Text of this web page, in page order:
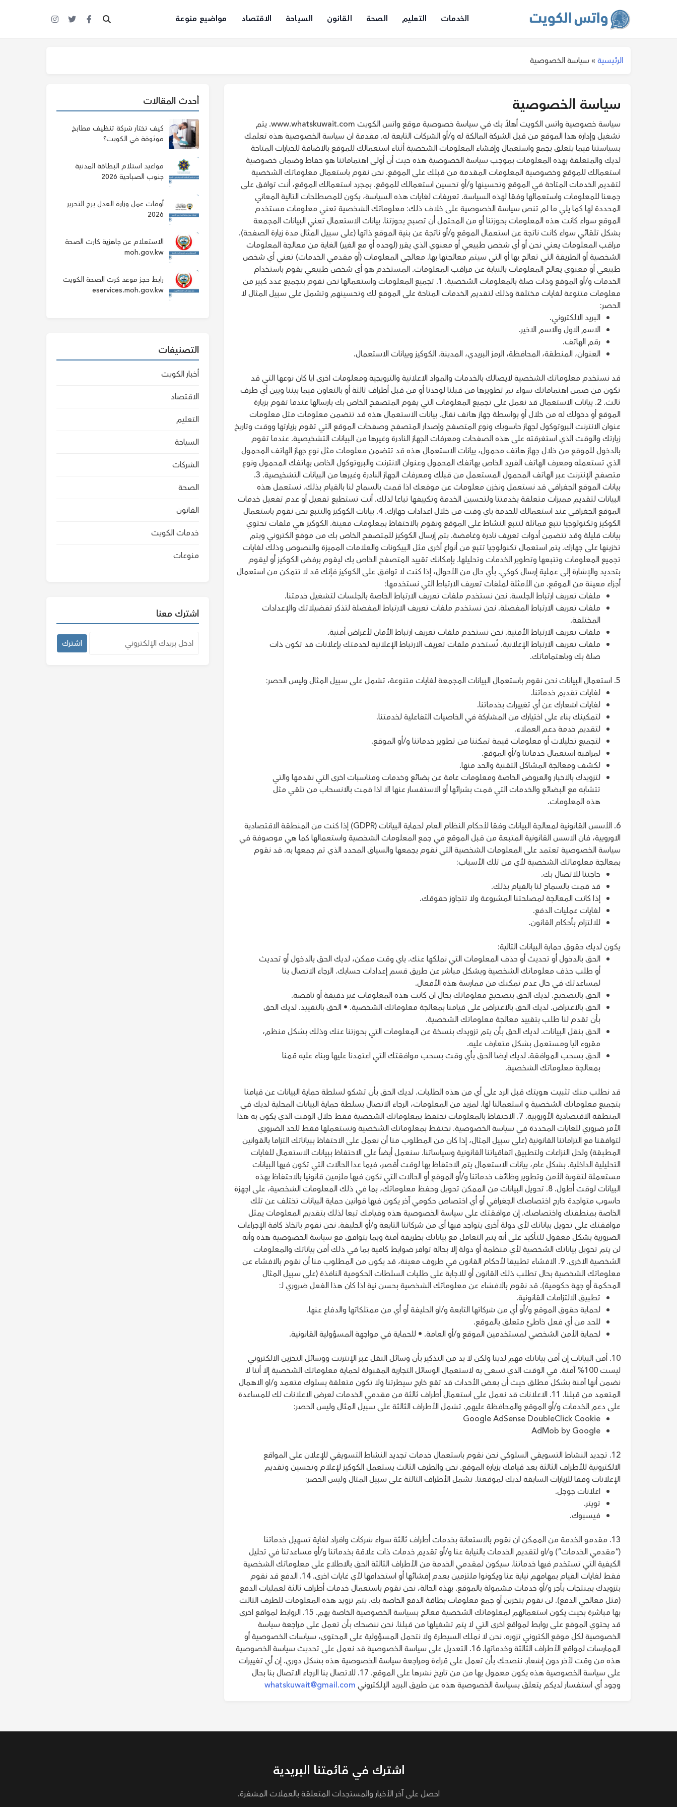
الخدمات التعليم الصحة القانون السياحة الاقتصاد مواضيع منوعة
الرئيسية » سياسة الخصوصية
سياسة الخصوصية
سياسة خصوصية واتس الكويت أهلاً بك في سياسة خصوصية موقع واتس الكويت www.whatskuwait.com. يتم
تشغيل وإدارة هذا الموقع من قبل الشركة المالكة له و/أو الشركات التابعة له. مقدمة ان سياسة الخصوصية هذه تعلمك
بسياستنا فيما يتعلق بجمع واستعمال وإفشاء المعلومات الشخصية أثناء استعمالك للموقع بالاضافة للخيارات المتاحة
لديك والمتعلقة بهذه المعلومات بموجب سياسة الخصوصية هذه حيث أن أولى اهتماماتنا هو حفاظ وضمان خصوصية
استعمالك للموقع وخصوصية المعلومات المقدمة من قبلك على الموقع. نحن نقوم باستعمال معلوماتك الشخصية
لتقديم الخدمات المتاحة في الموقع وتحسينها و/أو تحسين استعمالك للموقع. بمجرد استعمالك الموقع، أنت توافق على
جمعنا للمعلومات واستعمالها وفقا لهذه السياسة. تعريفات لغايات هذه السياسة، يكون للمصطلحات التالية المعاني
المحددة لها كما يلي ما لم تنص سياسة الخصوصية على خلاف ذلك: معلوماتك الشخصية تعني معلومات مستخدم
الموقع سواء كانت هذه المعلومات بحوزتنا أو من المحتمل أن تصبح بحوزتنا. بيانات الاستعمال تعني البيانات المجمعة
بشكل تلقائي سواء كانت ناتجة عن استعمال الموقع و/أو ناتجة عن بنية الموقع ذاتها (على سبيل المثال مدة زيارة الصفحة).
مراقب المعلومات يعني نحن أو أي شخص طبيعي أو معنوي الذي يقرر (لوحده أو مع الغير) الغاية من معالجة المعلومات
الشخصية أو الطريقة التي تعالج بها أو التي سيتم معالجتها بها. معالجي المعلومات (أو مقدمي الخدمات) تعني أي شخص
طبيعي أو معنوي يعالج المعلومات بالنيابة عن مراقب المعلومات. المستخدم هو أي شخص طبيعي يقوم باستخدام
الخدمات و/أو الموقع وذات صلة بالمعلومات الشخصية. 1. تجميع المعلومات واستعمالها نحن نقوم بتجميع عدد كبير من
معلومات متنوعة لغايات مختلفة وذلك لتقديم الخدمات المتاحة على الموقع لك وتحسينهم وتشمل على سبيل المثال لا
الحصر:
البريد الالكتروني.
الاسم الاول والاسم الاخير.
رقم الهاتف.
العنوان، المنطقة، المحافظة، الرمز البريدي، المدينة. الكوكيز وبيانات الاستعمال.
قد نستخدم معلوماتك الشخصية لايصالك بالخدمات والمواد الاعلانية والترويجية ومعلومات اخرى ايا كان نوعها التي قد
تكون من ضمن اهتماماتك سواء تم تطويرها من قبلنا لوحدنا أو من قبل أطراف ثالثة أو بالتعاون فيما بيننا وبين أي طرف
ثالث. 2. بيانات الاستعمال قد نعمل على تجميع المعلومات التي يقوم المتصفح الخاص بك بارسالها عندما تقوم بزيارة
الموقع أو دخولك له من خلال أو بواسطة جهاز هاتف نقال. بيانات الاستعمال هذه قد تتضمن معلومات مثل معلومات
عنوان الانترنت البروتوكول لجهاز حاسوبك ونوع المتصفح وإصدار المتصفح وصفحات الموقع التي تقوم بزيارتها ووقت وتاريخ
زيارتك والوقت الذي استغرقته على هذه الصفحات ومعرفات الجهاز النادرة وغيرها من البيانات التشخيصية. عندما تقوم
بالدخول للموقع من خلال جهاز هاتف محمول، بيانات الاستعمال هذه قد تتضمن معلومات مثل نوع جهاز الهاتف المحمول
الذي تستعمله ومعرف الهاتف الفريد الخاص بهاتفك المحمول وعنوان الانترنت والبروتوكول الخاص بهاتفك المحمول ونوع
متصفح الإنترنت عبر الهاتف المحمول المستعمل من قبلك ومعرفات الجهاز النادرة وغيرها من البيانات التشخيصية. 3.
بيانات الموقع الجغرافي قد نستعمل ونخزن معلومات عن موقعك اذا قمت بالسماح لنا بالقيام بذلك. نستعمل هذه
البيانات لتقديم مميزات متعلقة بخدمتنا ولتحسين الخدمة وتكييفها تباعا لذلك. أنت تستطيع تفعيل أو عدم تفعيل خدمات
الموقع الجغرافي عند استعمالك للخدمة باي وقت من خلال اعدادات جهازك. 4. بيانات الكوكيز والتتبع نحن نقوم باستعمال
الكوكيز وتكنولوجيا تتبع مماثلة لتتبع النشاط على الموقع ونقوم بالاحتفاظ بمعلومات معينة. الكوكيز هي ملفات تحتوي
بيانات قليلة وقد تتضمن أدوات تعريف نادرة وغامضة. يتم إرسال الكوكيز للمتصفح الخاص بك من موقع الكتروني ويتم
تخزينها على جهازك. يتم استعمال تكنولوجيا تتبع من أنواع أخرى مثل البيكونات والعلامات المميزة والنصوص وذلك لغايات
تجميع المعلومات وتتبعها وتطوير الخدمات وتحليلها. بإمكانك تقييد المتصفح الخاص بك ليقوم برفض الكوكيز أو ليقوم
بتحديد والإشارة إلى عملية إرسال كوكي. بأي حال من الأحوال، إذا كنت لا توافق على الكوكيز فإنك قد لا تتمكن من استعمال
أجزاء معينة من الموقع. من الأمثلة لملفات تعريف الارتباط التي نستخدمها:
ملفات تعريف ارتباط الجلسة. نحن نستخدم ملفات تعريف الارتباط الخاصة بالجلسات لتشغيل خدمتنا.
ملفات تعريف الارتباط المفضلة. نحن نستخدم ملفات تعريف الارتباط المفضلة لتذكر تفضيلاتك والإعدادات
المختلفة.
ملفات تعريف الارتباط الأمنية. نحن نستخدم ملفات تعريف ارتباط الأمان لأغراض أمنية.
ملفات تعريف الارتباط الإعلانية. تُستخدم ملفات تعريف الارتباط الإعلانية لخدمتك بإعلانات قد تكون ذات
صلة بك وباهتماماتك.
5. استعمال البيانات نحن نقوم باستعمال البيانات المجمعة لغايات متنوعة، تشمل على سبيل المثال وليس الحصر:
لغايات تقديم خدماتنا.
لغايات اشعارك عن أي تغييرات بخدماتنا.
لتمكينك بناء على اختيارك من المشاركة في الخاصيات التفاعلية لخدمتنا.
لتقديم خدمة دعم العملاء.
لتجميع تحليلات أو معلومات قيمة تمكننا من تطوير خدماتنا و/أو الموقع.
لمراقبة استعمال خدماتنا و/أو الموقع.
لكشف ومعالجة المشاكل التقنية والحد منها.
لتزويدك بالاخبار والعروض الخاصة ومعلومات عامة عن بضائع وخدمات ومناسبات اخرى التي نقدمها والتي
تتشابه مع البضائع والخدمات التي قمت بشرائها أو الاستفسار عنها الا اذا قمت بالانسحاب من تلقي مثل
هذه المعلومات.
6. الأسس القانونية لمعالجة البيانات وفقا لأحكام النظام العام لحماية البيانات (GDPR) إذا كنت من المنطقة الاقتصادية
الاوروبية، فان الاسس القانونية المتبعة من قبل الموقع في جمع المعلومات الشخصية واستعمالها كما هي موصوفة في
سياسة الخصوصية تعتمد على المعلومات الشخصية التي نقوم بجمعها والسياق المحدد الذي تم جمعها به. قد نقوم
بمعالجة معلوماتك الشخصية لأي من تلك الأسباب:
حاجتنا للاتصال بك.
قد قمت بالسماح لنا بالقيام بذلك.
إذا كانت المعالجة لمصلحتنا المشروعة ولا تتجاوز حقوقك.
لغايات عمليات الدفع.
للالتزام بأحكام القانون.
يكون لديك حقوق حماية البيانات التالية:
الحق بالدخول أو تحديث أو حذف المعلومات التي نملكها عنك. باي وقت ممكن، لديك الحق بالدخول أو تحديث
أو طلب حذف معلوماتك الشخصية وبشكل مباشر عن طريق قسم إعدادات حسابك. الرجاء الاتصال بنا
لمساعدتك في حال عدم تمكنك من ممارسة هذه الأفعال.
الحق بالتصحيح. لديك الحق بتصحيح معلوماتك بحال ان كانت هذه المعلومات غير دقيقة أو ناقصة.
الحق بالاعتراض. لديك الحق بالاعتراض على قيامنا بمعالجة معلوماتك الشخصية. • الحق بالتقييد. لديك الحق
بأن تقدم لنا طلب بتقييد معالجة معلوماتك الشخصية.
الحق بنقل البيانات. لديك الحق بأن يتم تزويدك بنسخة عن المعلومات التي بحوزتنا عنك وذلك بشكل منظم،
مقروء اليا ومستعمل بشكل متعارف عليه.
الحق بسحب الموافقة. لديك ايضا الحق بأي وقت بسحب موافقتك التي اعتمدنا عليها وبناء عليه قمنا
بمعالجة معلوماتك الشخصية.
قد نطلب منك تثبيت هويتك قبل الرد على أي من هذه الطلبات. لديك الحق بأن تشكو لسلطة حماية البيانات عن قيامنا
بتجميع معلوماتك الشخصية و استعمالنا لها. لمزيد من المعلومات، الرجاء الاتصال بسلطة حماية البيانات المحلية لديك في
المنطقة الاقتصادية الأوروبية. 7. الاحتفاظ بالمعلومات نحتفظ بمعلوماتك الشخصية فقط خلال الوقت الذي يكون به هذا
الأمر ضروري للغايات المحددة في سياسة الخصوصية. نحتفظ بمعلوماتك الشخصية ونستعملها فقط للحد الضروري
لتوافقنا مع التزاماتنا القانونية (على سبيل المثال، إذا كان من المطلوب منا أن نعمل على الاحتفاظ ببياناتك التزاما بالقوانين
المطبقة) ولحل النزاعات ولتطبيق اتفاقياتنا القانونية وسياساتنا. سنعمل أيضاً على الاحتفاظ ببيانات الاستعمال للغايات
التحليلية الداخلية. بشكل عام، بيانات الاستعمال يتم الاحتفاظ بها لوقت أقصر، فيما عدا الحالات التي تكون فيها البيانات
مستعملة لتقوية الأمن وتطوير وظائف خدماتنا و/أو الموقع أو الحالات التي نكون فيها ملزمين قانونيا بالاحتفاظ بهذه
البيانات لوقت أطول. 8. تحويل البيانات من الممكن تحويل وحفظ معلوماتك، بما في ذلك المعلومات الشخصية، على اجهزة
حاسوب متواجدة خارج اختصاصك الجغرافي أو أي اختصاص حكومي آخر يكون فيها قوانين حماية البيانات تختلف عن تلك
الخاصة بمنطقتك واختصاصك. إن موافقتك على سياسة الخصوصية هذه وقيامك تبعا لذلك بتقديم المعلومات يمثل
موافقتك على تحويل بياناتك لأي دولة أخرى يتواجد فيها أي من شركاتنا التابعة و/أو الحليفة. نحن نقوم باتخاذ كافة الإجراءات
الضرورية بشكل معقول للتأكيد على أنه يتم التعامل مع بياناتك بطريقة آمنة وبما يتوافق مع سياسة الخصوصية هذه وأنه
لن يتم تحويل بياناتك الشخصية لأي منظمة أو دولة إلا بحالة توافر ضوابط كافية بما في ذلك أمن بياناتك والمعلومات
الشخصية الاخرى. 9. الافشاء تطبيقا لأحكام القانون في ظروف معينة، قد يكون من المطلوب منا أن نقوم بالافشاء عن
معلوماتك الشخصية بحال تطلب ذلك القانون أو للاجابة على طلبات السلطات الحكومية النافذة (على سبيل المثال
المحكمة أو جهة حكومية). قد نقوم بالافشاء عن معلوماتك الشخصية بحسن نية اذا كان هذا الفعل ضروري لـ:
تطبيق الالتزامات القانونية.
لحماية حقوق الموقع و/أو أي من شركاتها التابعة و/او الحليفة أو أي من ممتلكاتها والدفاع عنها.
للحد من أي فعل خاطئ متعلق بالموقع.
لحماية الأمن الشخصي لمستخدمين الموقع و/أو العامة. • للحماية في مواجهة المسؤولية القانونية.
10. أمن البيانات إن أمن بياناتك مهم لدينا ولكن لا بد من التذكير بأن وسائل النقل عبر الإنترنت ووسائل التخزين الالكتروني
ليست 100% آمنة. في الوقت الذي نسعى به لاستعمال الوسائل التجارية المقبولة لحماية معلوماتك الشخصية إلا أننا لا
نضمن أنها آمنة بشكل مطلق حيث أن بعض الأحداث قد تقع خارج سيطرتنا ولا تكون متعلقة بسلوك متعمد و/او الاهمال
المتعمد من قبلنا. 11. الاعلانات قد نعمل على استعمال أطراف ثالثة من مقدمي الخدمات لعرض الاعلانات لك للمساعدة
على دعم الخدمات و/أو الموقع والمحافظة عليهم. تشمل الأطراف الثالثة على سبيل المثال وليس الحصر:
Google AdSense DoubleClick Cookie
AdMob by Google
12. تجديد النشاط التسويقي السلوكي نحن نقوم باستعمال خدمات تجديد النشاط التسويقي للإعلان على المواقع
الالكترونية للأطراف الثالثة بعد قيامك بزيارة الموقع. نحن والطرف الثالث يستعمل الكوكيز لإعلام وتحسين وتقديم
الإعلانات وفقا للزيارات السابقة لديك لموقعنا. تشمل الأطراف الثالثة على سبيل المثال وليس الحصر:
اعلانات جوجل.
تويتر.
فيسبوك.
13. مقدمو الخدمة من الممكن ان نقوم بالاستعانة بخدمات أطراف ثالثة سواء شركات وافراد لغاية تسهيل خدماتنا
(“مقدمي الخدمات”) و/او لتقديم الخدمات بالنيابة عنا و/أو تقديم خدمات ذات علاقة بخدماتنا و/أو مساعدتنا في تحليل
الكيفية التي تستخدم فيها خدماتنا. سيكون لمقدمي الخدمة من الأطراف الثالثة الحق بالاطلاع على معلوماتك الشخصية
فقط لغايات القيام بمهامهم نيابة عنا ويكونوا ملتزمين بعدم إفشائها أو استخدامها لأي غايات اخرى. 14. الدفع قد نقوم
بتزويدك بمنتجات بأجر و/أو خدمات مشمولة بالموقع. بهذه الحالة، نحن نقوم باستعمال خدمات أطراف ثالثة لعمليات الدفع
(مثل معالجي الدفع). لن نقوم بتخزين أو جمع معلومات بطاقة الدفع الخاصة بك. يتم تزويد هذه المعلومات للطرف الثالث
بها مباشرة بحيث يكون استعمالهم لمعلوماتك الشخصية معالج بسياسة الخصوصية الخاصة بهم. 15. الروابط لمواقع اخرى
قد يحتوي الموقع على روابط لمواقع اخرى التي لا يتم تشغيلها من قبلنا. نحن ننصحك بأن تعمل على مراجعة سياسة
الخصوصية لكل موقع الكتروني تزوره. نحن لا نملك السيطرة ولا نتحمل المسؤولية على المحتوى، سياسات الخصوصية أو
الممارسات لمواقع الأطراف الثالثة وخدماتها. 16. التعديل على سياسة الخصوصية قد نعمل على تحديث سياسة الخصوصية
هذه من وقت لآخر دون إشعار. ننصحك بأن تعمل على قراءة ومراجعة سياسة الخصوصية هذه بشكل دوري. إن أي تغييرات
على سياسة الخصوصية هذه يكون معمول بها من من تاريخ نشرها على الموقع. 17. للاتصال بنا الرجاء الاتصال بنا بحال
وجود أي استفسار لديكم يتعلق بسياسة الخصوصية هذه عن طريق البريد الإلكتروني whatskuwait@gmail.com
أحدث المقالات
كيف تختار شركة تنظيف مطابخ
موثوقة في الكويت؟
مواعيد استلام البطاقة المدنية
جنوب الصباحية 2026
أوقات عمل وزارة العدل برج التحرير
2026
الاستعلام عن جاهزية كارت الصحة
moh.gov.kw
رابط حجز موعد كرت الصحة الكويت
eservices.moh.gov.kw
التصنيفات
أخبار الكويت
الاقتصاد
التعليم
السياحة
الشركات
الصحة
القانون
خدمات الكويت
منوعات
اشترك معنا
اشترك
اشترك في قائمتنا البريدية
احصل على آخر الأخبار والمستجدات المتعلقة بالعملات المشفرة.